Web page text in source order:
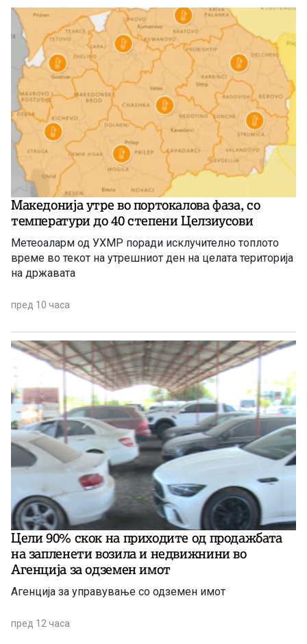
Македонија утре во портокалова фаза, со
температури до 40 степени Целзиусови
Метеоаларм од УХМР поради исклучително топлото
време во текот на утрешниот ден на целата територија
на државата
пред 10 часа
Цели 90% скок на приходите од продажбата
на запленети возила и недвижнини во
Агенција за одземен имот
Агенција за управување со одземен имот
пред 12 часа